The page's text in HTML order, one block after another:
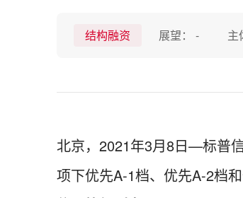
结构融资 展望： - 主
北京，2021年3月8日—标普
项下优先A-1档、优先A-2档